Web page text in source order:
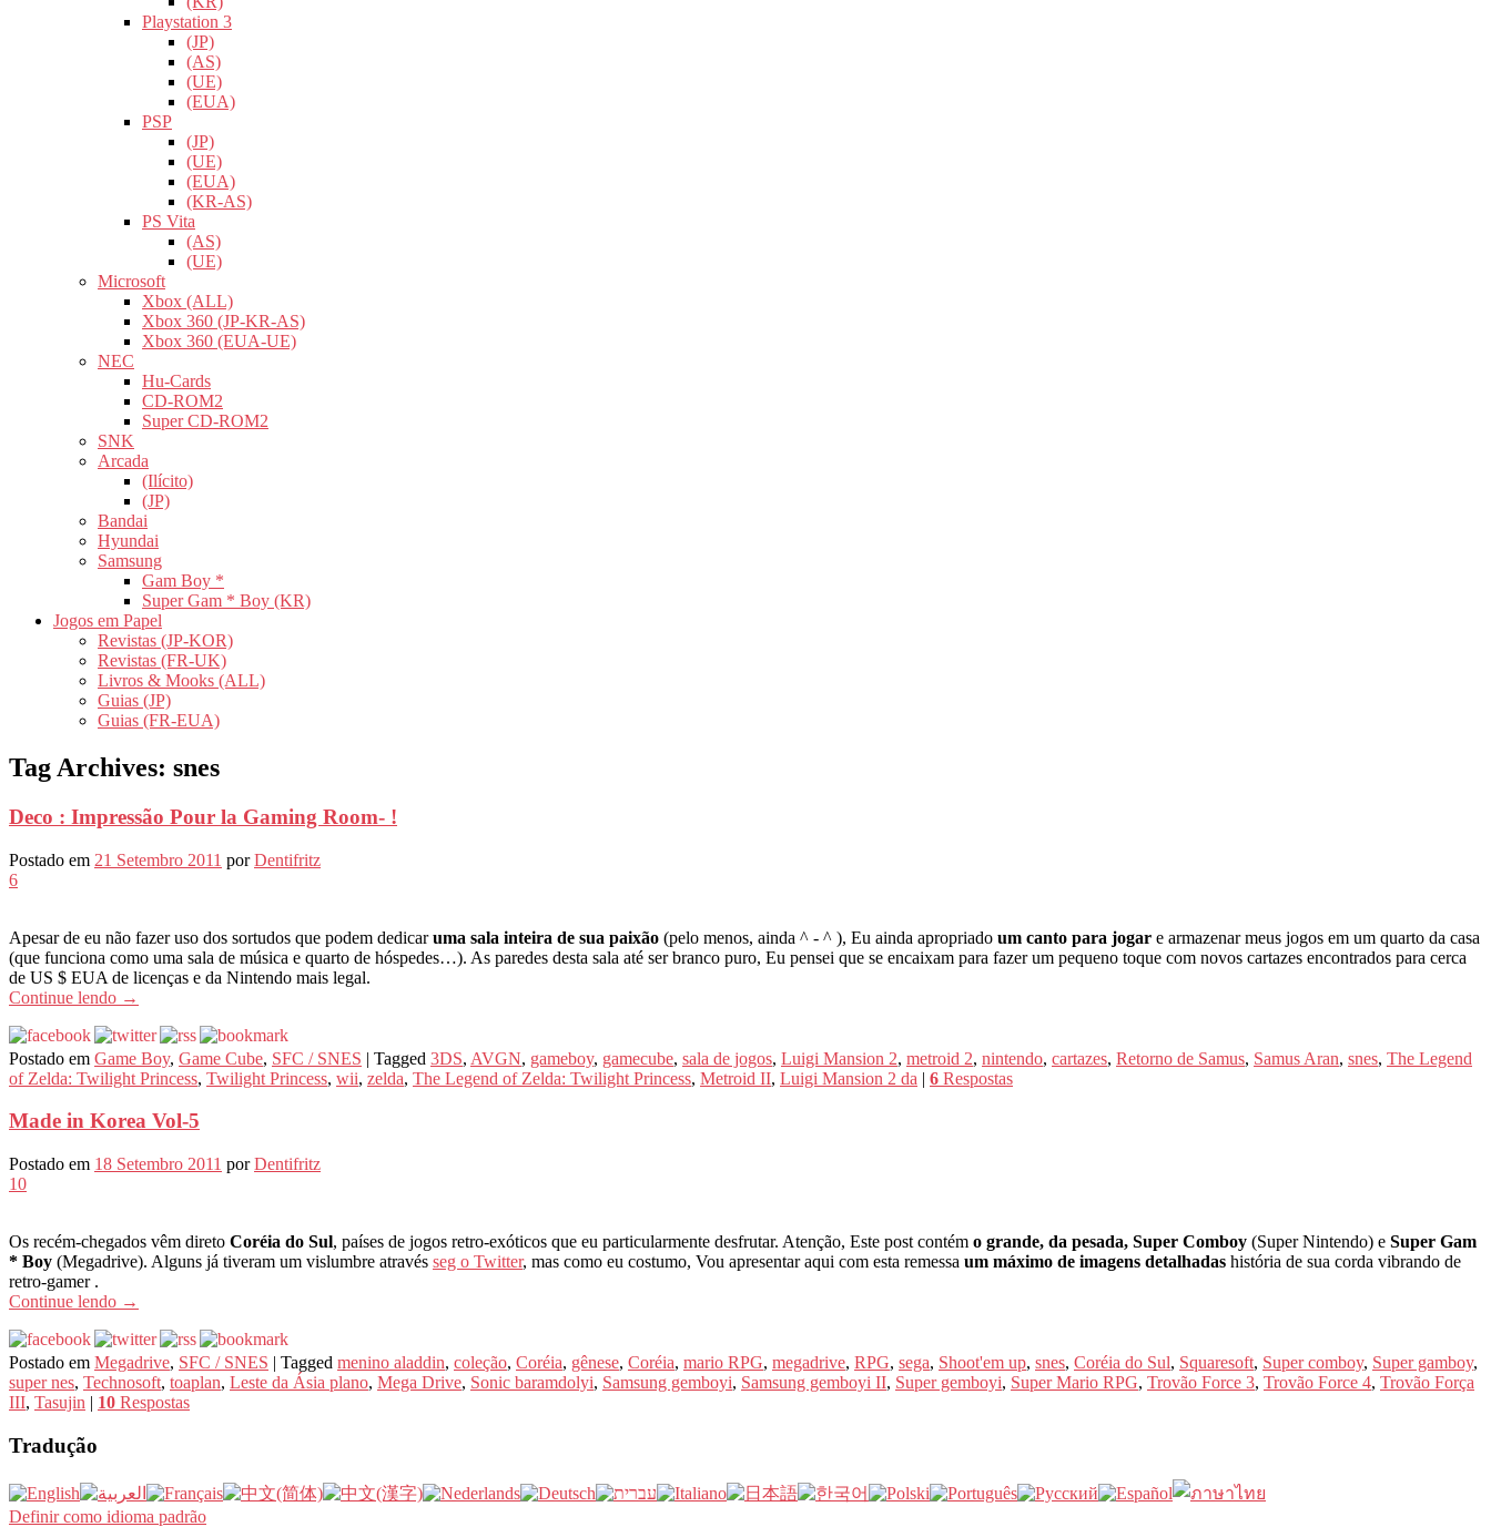
Playstation 3
(JP)
(AS)
(UE)
(EUA)
PSP
(JP)
(UE)
(EUA)
(KR-AS)
PS Vita
(AS)
(UE)
Microsoft
Xbox (ALL)
Xbox 360 (JP-KR-AS)
Xbox 360 (EUA-UE)
NEC
Hu-Cards
CD-ROM2
Super CD-ROM2
SNK
Arcada
(Ilícito)
(JP)
Bandai
Hyundai
Samsung
Gam Boy *
Super Gam * Boy (KR)
Jogos em Papel
Revistas (JP-KOR)
Revistas (FR-UK)
Livros & Mooks (ALL)
Guias (JP)
Guias (FR-EUA)
Tag Archives: snes
Deco : Impressão Pour la Gaming Room- !
Postado em 21 Setembro 2011 porDentifritz
6
Apesar de eu não fazer uso dos sortudos que podem dedicaruma sala inteira de sua paixão (pelo menos, ainda ^ - ^ ), Eu ainda apropriado um canto para jogar e armazenar meus jogos em um quarto da casa
(que funciona como uma sala de música e quarto de hóspedes…). As paredes desta sala até ser branco puro, Eu pensei que se encaixam para fazer um pequeno toque com novos cartazes encontrados para cerca
de US $ EUA de licenças e da Nintendo mais legal.
Continue lendo →
Postado em Game Boy, Game Cube, SFC / SNES | Tagged 3DS, AVGN, gameboy, gamecube, sala de jogos, Luigi Mansion 2, metroid 2, nintendo, cartazes, Retorno de Samus, Samus Aran, snes, The Legend
of Zelda: Twilight Princess, Twilight Princess, wii, zelda, The Legend of Zelda: Twilight Princess, Metroid II, Luigi Mansion 2 da | 6 Respostas
Made in Korea Vol-5
Postado em 18 Setembro 2011 porDentifritz
10
Os recém-chegados vêm direto Coréia do Sul, países de jogos retro-exóticos que eu particularmente desfrutar. Atenção, Este post contém o grande, da pesada, Super Comboy (Super Nintendo) e Super Gam
* Boy (Megadrive). Alguns já tiveram um vislumbre através seg o Twitter, mas como eu costumo, Vou apresentar aqui com esta remessa um máximo de imagens detalhadas história de sua corda vibrando de
retro-gamer .
Continue lendo →
Postado em Megadrive, SFC / SNES | Tagged menino aladdin, coleção, Coréia, gênese, Coréia, mario RPG, megadrive, RPG, sega, Shoot'em up, snes, Coréia do Sul, Squaresoft, Super comboy, Super gamboy,
super nes, Technosoft, toaplan, Leste da Ásia plano, Mega Drive, Sonic baramdolyi, Samsung gemboyi, Samsung gemboyi II, Super gemboyi, Super Mario RPG, Trovão Force 3, Trovão Force 4, Trovão Força
III, Tasujin | 10 Respostas
Tradução
Definir como idioma padrão